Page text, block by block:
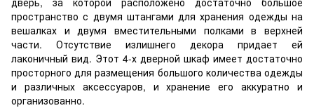
пространство с двумя штангами для хранения одежды на
вешалках и двумя вместительными полками в верхней
части. Отсутствие излишнего декора придает ей
лаконичный вид. Этот 4-х дверной шкаф имеет достаточно
просторного для размещения большого количества одежды
и различных аксессуаров, и хранение его аккуратно и
организованно.